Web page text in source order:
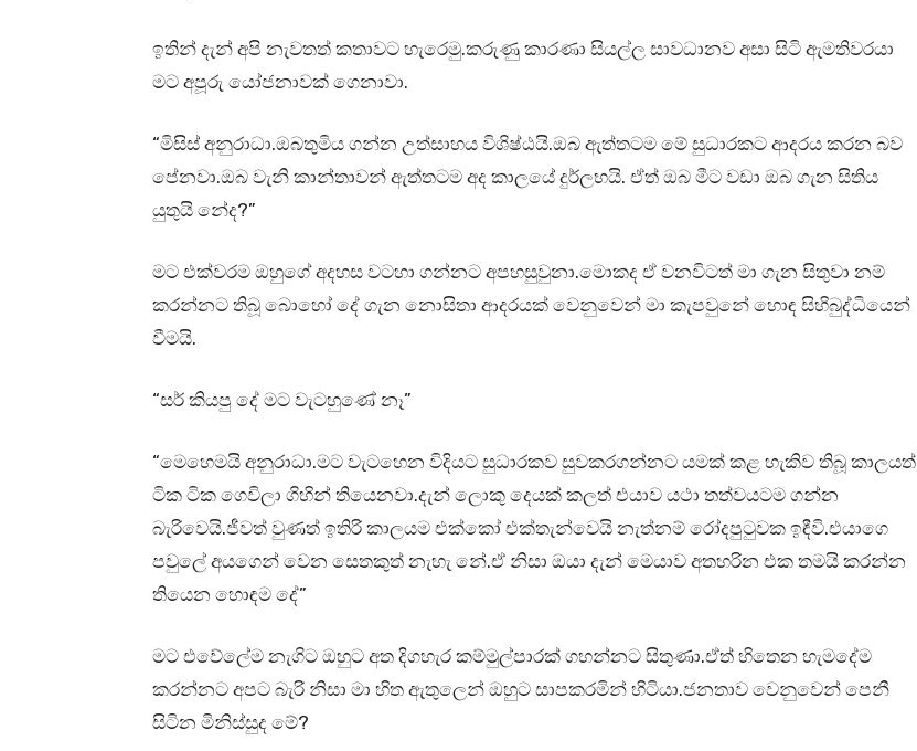
ඉතින් දැන් අපි නැවතත් කතාවට හැරෙමු.කරුණු කාරණා සියල්ල සාවධානව අසා සිටි ඇමතිවරයා
මට අපූරු යෝජනාවක් ගෙනාවා.
“මිසිස් අනුරාධා.ඔබතුමිය ගන්න උත්සාහය විශිෂ්ඨයි.ඔබ ඇත්තටම මේ සුධාරකට ආදරය කරන බව
පේනවා.ඔබ වැනි කාන්තාවන් ඇත්තටම අද කාලයේ දුර්ලභයි. ඒත් ඔබ මීට වඩා ඔබ ගැන සිතිය
යුතුයි නේද?”
මට එක්වරම ඔහුගේ අදහස වටහා ගන්නට අපහසුවුනා.මොකද ඒ වනවිටත් මා ගැන සිතුවා නම්
කරන්නට තිබූ බොහෝ දේ ගැන නොසිතා ආදරයක් වෙනුවෙන් මා කැපවුනේ හොඳ සිහිබුද්ධියෙන්
වීමයි.
“සර් කියපු දේ මට වැටහුණේ නෑ”
“මෙහෙමයි අනුරාධා.මට වැටහෙන විදියට සුධාරකව සුවකරගන්නට යමක් කළ හැකිව තිබූ කාලයත්
ටික ටික ගෙවිලා ගිහින් තියෙනවා.දැන් ලොකු දෙයක් කලත් එයාව යථා තත්වයටම ගන්න
බැරිවෙයි.ජීවත් වුණත් ඉතිරි කාලයම එක්කෝ එක්තැන්වෙයි නැත්නම් රෝදපුටුවක ඉඳීවි.එයාගෙ
පවුලේ අයගෙන් වෙන සෙතකුත් නැහැ නේ.ඒ නිසා ඔයා දැන් මෙයාව අතහරින එක තමයි කරන්න
තියෙන හොඳම දේ”
මට එවේලේම නැගිට ඔහුට අත දිගහැර කම්මුල්පාරක් ගහන්නට සිතුණා.ඒත් හිතෙන හැමදේම
කරන්නට අපට බැරි නිසා මා හිත ඇතුලෙන් ඔහුට සාපකරමින් හිටියා.ජනතාව වෙනුවෙන් පෙනී
සිටින මිනිස්සුද මේ?